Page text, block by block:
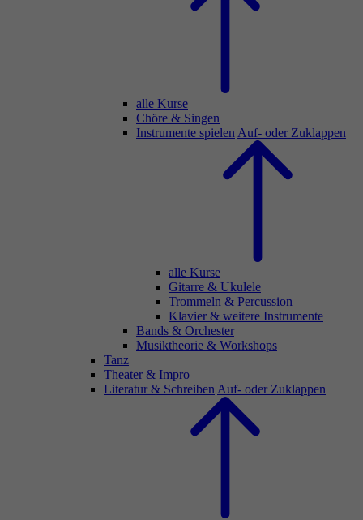
alle Kurse
Chöre & Singen
Instrumente spielen Auf- oder Zuklappen
alle Kurse
Gitarre & Ukulele
Trommeln & Percussion
Klavier & weitere Instrumente
Bands & Orchester
Musiktheorie & Workshops
Tanz
Theater & Impro
Literatur & Schreiben Auf- oder Zuklappen